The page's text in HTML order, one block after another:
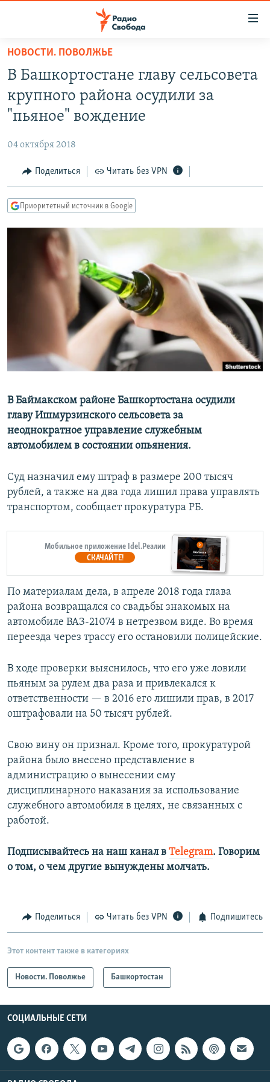
упрощенного
доступа
основному
Вернутся
Вернутся
АВТОРСКИЕ ПРОЕКТЫ
МНЕНИЯ
КУЛЬТУРА
КАВКАЗ.РЕАЛИИ
СЕВЕР.РЕАЛИИ
СИБИРЬ.РЕАЛИИ
РАСПИСАНИЕ ВЕЩАНИЯ
ПОДПИШИТЕСЬ НА РАССЫЛКУ
СОЦИАЛЬНЫЕ СЕТИ
Все сайты РСЕ/РС
НОВОСТИ. ПОВОЛЖЬЕ
В Башкортостане главу сельсовета
крупного района осудили за
"пьяное" вождение
04 октября 2018
Поделиться Читать без VPN
Приоритетный источник в Google
В Баймакском районе Башкортостана осудили
главу Ишмурзинского сельсовета за
неоднократное управление служебным
автомобилем в состоянии опьянения.
Суд назначил ему штраф в размере 200 тысяч
рублей, а также на два года лишил права управлять
транспортом, сообщает прокуратура РБ.
Мобильное приложение Idel.Реалии
СКАЧАЙТЕ!
По материалам дела, в апреле 2018 года глава
района возвращался со свадьбы знакомых на
автомобиле ВАЗ-21074 в нетрезвом виде. Во время
переезда через трассу его остановили полицейские.
В ходе проверки выяснилось, что его уже ловили
пьяным за рулем два раза и привлекался к
ответственности — в 2016 его лишили прав, в 2017
оштрафовали на 50 тысяч рублей.
Свою вину он признал. Кроме того, прокуратурой
района было внесено представление в
администрацию о вынесении ему
дисциплинарного наказания за использование
служебного автомобиля в целях, не связанных с
работой.
Подписывайтесь на наш канал в Telegram. Говорим
о том, о чем другие вынуждены молчать.
Поделиться Читать без VPN Подпишитесь
Этот контент также в категориях
Новости. Поволжье Башкортостан
СОЦИАЛЬНЫЕ СЕТИ